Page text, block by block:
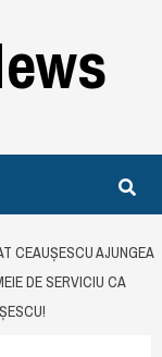
CEAUȘESCU AJUNGEA
DE SERVICIU CA